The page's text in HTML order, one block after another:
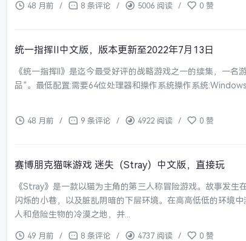
48 月前 / 8 条评论 / 5006 阅读 / 0 赞
统一指挥II中文版，版本更新至2022年7月13日
《统一指挥II》是迄今最受好评的战略游戏之一的续集，一
品”。最低配置:需要64位处理器和操作系统操作系统
48 月前 / 9 条评论 / 4922 阅读 / 0 赞
赛博朋克猫咪游戏 迷失（Stray）中文版，直接玩
《Stray》是一款以猫为主角的第三人称冒险游戏。故事发
闪烁的小巷，以及脏乱阴暗的下层环境。在高高低低的环境
人和危险生物的冷漠之地，并...
49 月前 / 8 条评论 / 4737 阅读 / 0 赞